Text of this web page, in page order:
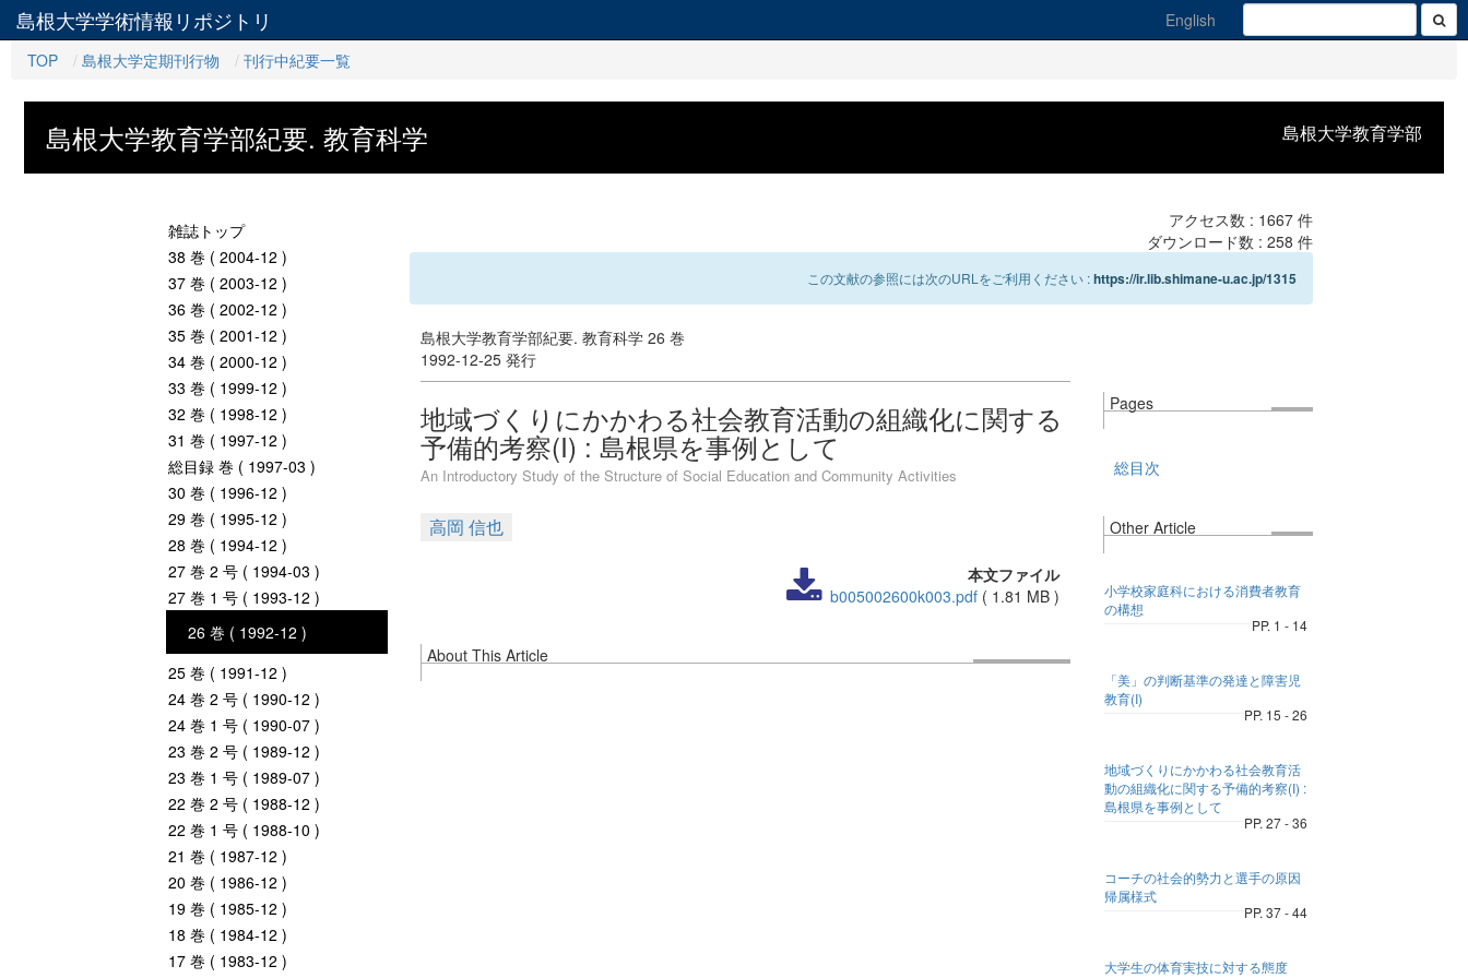
島根大学学術情報リポジトリ
English
TOP
島根大学定期刊行物 刊行中紀要一覧
島根大学教育学部
島根大学教育学部紀要. 教育科学
雑誌トップ
38 巻 ( 2004-12 )
37 巻 ( 2003-12 )
36 巻 ( 2002-12 )
35 巻 ( 2001-12 )
34 巻 ( 2000-12 )
33 巻 ( 1999-12 )
32 巻 ( 1998-12 )
31 巻 ( 1997-12 )
総目録 巻 ( 1997-03 )
30 巻 ( 1996-12 )
29 巻 ( 1995-12 )
28 巻 ( 1994-12 )
27 巻 2 号 ( 1994-03 )
27 巻 1 号 ( 1993-12 )
26 巻 ( 1992-12 )
25 巻 ( 1991-12 )
24 巻 2 号 ( 1990-12 )
24 巻 1 号 ( 1990-07 )
23 巻 2 号 ( 1989-12 )
23 巻 1 号 ( 1989-07 )
22 巻 2 号 ( 1988-12 )
22 巻 1 号 ( 1988-10 )
21 巻 ( 1987-12 )
20 巻 ( 1986-12 )
19 巻 ( 1985-12 )
18 巻 ( 1984-12 )
17 巻 ( 1983-12 )
アクセス数 : 1667件
ダウンロード数 : 258 件
この文献の参照には次のURLをご利用ください :https://ir.lib.shimane-u.ac.jp/1315
島根大学教育学部紀要. 教育科学 26 巻
1992-12-25 発行
地域づくりにかかわる社会教育活動の組織化に関する
予備的考察(I) : 島根県を事例として
An Introductory Study of the Structure of Social Education and Community Activities
高岡 信也
本文ファイル
b005002600k003.pdf ( 1.81 MB )
About This Article
Pages
総目次
Other Article
小学校家庭科における消費者教育
の構想
PP. 1 - 14
「美」の判断基準の発達と障害児
教育(I)
PP. 15 - 26
地域づくりにかかわる社会教育活
動の組織化に関する予備的考察(I) :
島根県を事例として
PP. 27 - 36
コーチの社会的勢力と選手の原因
帰属様式
PP. 37 - 44
大学生の体育実技に対する態度